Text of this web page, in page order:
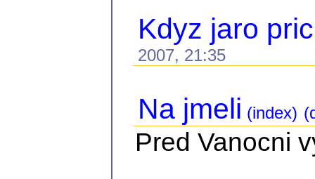
Kdyz jaro
2007, 21:35
Na jmeli (index)
Pred Vanocni